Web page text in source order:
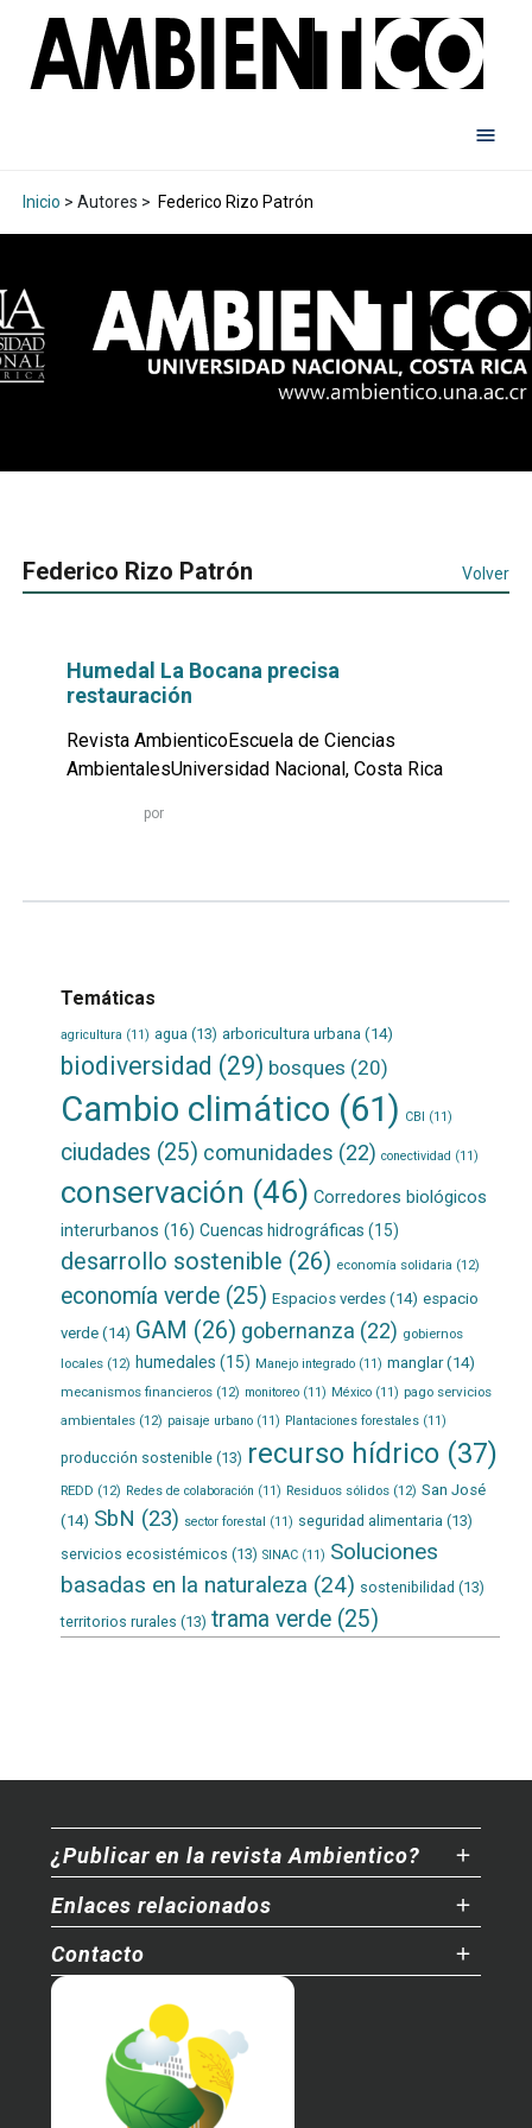
Inicio > Autores > Federico Rizo Patrón
Federico Rizo Patrón Volver
Humedal La Bocana precisa
restauración
Revista AmbienticoEscuela de Ciencias
AmbientalesUniversidad Nacional, Costa Rica
por
Temáticas
agricultura (11) agua (13) arboricultura urbana (14)
biodiversidad (29) bosques (20)
Cambio climático (61) CBI (11)
ciudades (25) comunidades (22) conectividad (11)
conservación (46) Corredores biológicos
interurbanos (16) Cuencas hidrográficas (15)
desarrollo sostenible (26) economía solidaria (12)
economía verde(25) Espacios verdes(14) espacio
verde(14) GAM (26) gobernanza (22) gobiernos
locales(12) humedales (15) Manejo integrado(11) manglar(14)
mecanismos financieros(12) monitoreo(11) México(11) pago servicios
ambientales(12) paisaje urbano(11) Plantaciones forestales(11)
producción sostenible(13) recurso hídrico(37)
REDD (12) Redes de colaboración (11) Residuos sólidos(12) San José
(14) SbN (23) sector forestal (11) seguridad alimentaria (13)
servicios ecosistémicos (13) SINAC(11) Soluciones
basadas en la naturaleza (24) sostenibilidad (13)
territorios rurales (13) trama verde(25)
¿Publicar en la revista Ambientico?
Enlaces relacionados
Contacto